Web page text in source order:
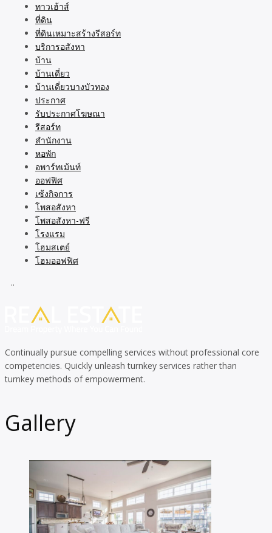
ทาวเฮ้าส์
ที่ดิน
ที่ดินเหมาะสร้างรีสอร์ท
บริการอสังหา
บ้าน
บ้านเดี่ยว
บ้านเดี่ยวบางบัวทอง
ประกาศ
รับประกาศโฆษณา
รีสอร์ท
สำนักงาน
หอพัก
อพาร์ทเม้นท์
ออฟฟิศ
เซ้งกิจการ
โพสอสังหา
โพสอสังหา-ฟรี
โรงแรม
โฮมสเตย์
โฮมออฟฟิศ
..
Continually pursue compelling services without professional core
competencies. Quickly unleash turnkey services rather than
turnkey methods of empowerment.
Gallery